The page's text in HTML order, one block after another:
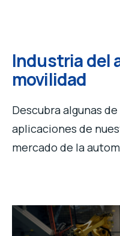
Industria del
movilidad
Descubra algunas
aplicaciones de
mercado de la